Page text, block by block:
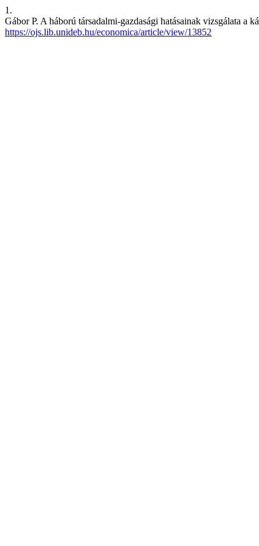
1.
Gábor P. A háború társadalmi-gazdasági hatásainak vizsgálata
https://ojs.lib.unideb.hu/economica/article/view/13852